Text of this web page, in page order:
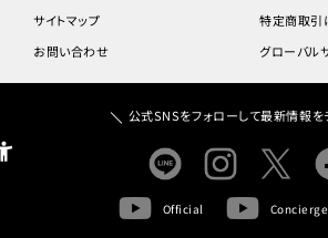
サイトマップ
特定商取引
お問い合わせ
グローバル
公式SNSをフォローして最新情報を
Official